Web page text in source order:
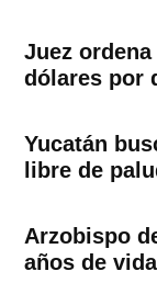
Juez
dólares por
Yucatán
libre de
Arzobispo
años de